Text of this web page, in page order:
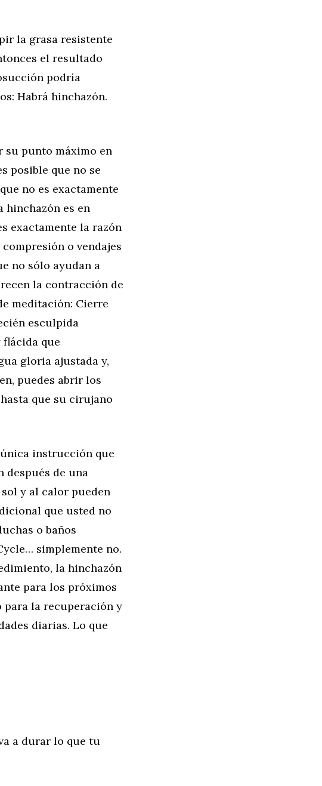
la grasa resistente
el resultado
podría
Habrá hinchazón.
su punto máximo en
posible que no se
no es exactamente
hinchazón es en
exactamente la razón
o vendajes
no sólo ayudan a
la contracción de
meditación: Cierre
esculpida
que
gloria ajustada y,
puedes abrir los
que su cirujano
instrucción que
de una
y al calor pueden
que usted no
o baños
simplemente no.
la hinchazón
para los próximos
para la recuperación y
diarias. Lo que
a durar lo que tu